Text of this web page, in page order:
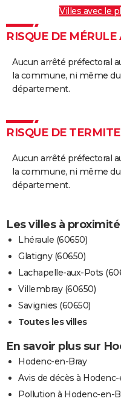
Villes avec le
RISQUE DE
Aucun arrêté préfectoral
la commune, ni même du
département.
RISQUE DE
Aucun arrêté préfectoral
la commune, ni même du
département.
Les villes à
Lhéraule (60650)
Glatigny (60650)
Lachapelle-aux-Pots
Villembray (60650)
Savignies (60650)
Toutes les villes
En savoir plus sur
Hodenc-en-Bray
Avis de décès à
Pollution à Hodenc-en-